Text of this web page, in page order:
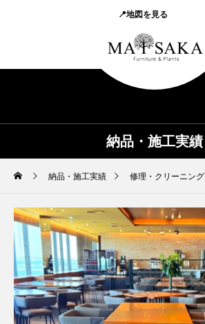
📍地図を見る
納品・施工実績
納品・施工実績 修理・クリーニング